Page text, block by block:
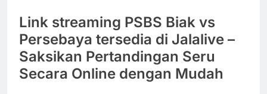
Link streaming PSBS Biak vs
Persebaya tersedia di Jalalive –
Saksikan Pertandingan Seru
Secara Online dengan Mudah